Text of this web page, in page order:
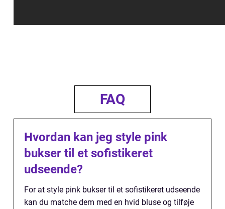
FAQ
Hvordan kan jeg style pink
bukser til et sofistikeret
udseende?
For at style pink bukser til et sofistikeret udseende
kan du matche dem med en hvid bluse og tilføje